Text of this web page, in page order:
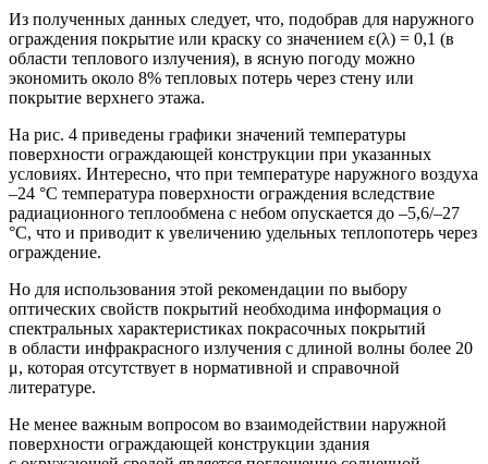
Из полученных данных следует, что, подобрав для наружного
ограждения покрытие или краску со значением ε(λ) = 0,1 (в
области теплового излучения), в ясную погоду можно
экономить около 8% тепловых потерь через стену или
покрытие верхнего этажа.
На рис. 4 приведены графики значений температуры
поверхности ограждающей конструкции при указанных
условиях. Интересно, что при температуре наружного воздуха
–24 °С температура поверхности ограждения вследствие
радиационного теплообмена с небом опускается до –5,6/–27
°С, что и приводит к увеличению удельных теплопотерь через
ограждение.
Но для использования этой рекомендации по выбору
оптических свойств покрытий необходима информация о
спектральных характеристиках покрасочных покрытий
в области инфракрасного излучения с длиной волны более 20
μ, которая отсутствует в нормативной и справочной
литературе.
Не менее важным вопросом во взаимодействии наружной
поверхности ограждающей конструкции здания